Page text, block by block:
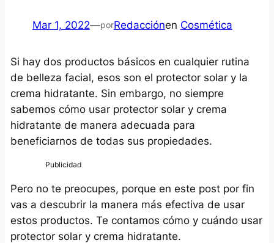
Mar 1, 2022—porRedacciónen Cosmética
Si hay dos productos básicos en cualquier rutina
de belleza facial, esos son el protector solar y la
crema hidratante. Sin embargo, no siempre
sabemos cómo usar protector solar y crema
hidratante de manera adecuada para
beneficiarnos de todas sus propiedades.
Pero no te preocupes, porque en este post por fin
vas a descubrir la manera más efectiva de usar
estos productos. Te contamos cómo y cuándo usar
protector solar y crema hidratante.